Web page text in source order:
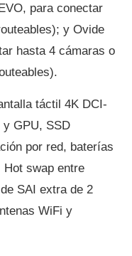
para conectar
y Ovide
hasta 4 cámaras o
táctil 4K DCI-
y GPU, SSD
por red, baterías
swap entre
SAI extra de 2
WiFi y